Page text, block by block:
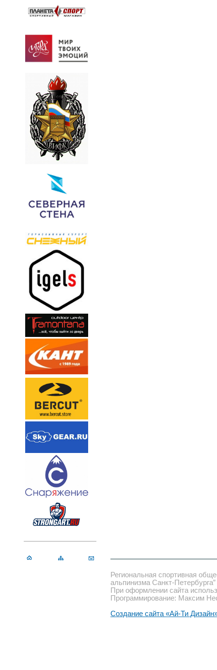
Региональная спортивная
альпинизма Санкт-Петербурга”
При оформлении сайта
Программирование: Максим
Создание сайта «Ай-Ти